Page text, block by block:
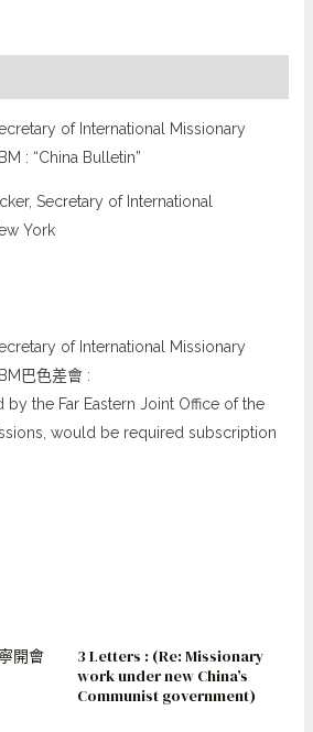
of International Missionary
: “China Bulletin”
Secretary of International
York
of International Missionary
巴色差會 :
by the Far Eastern Joint Office of the
would be required subscription
開會
3 Letters : (Re: Missionary
work under new China’s
Communist government)